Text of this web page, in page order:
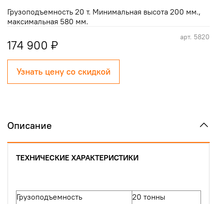
арт. 5820
174 900 ₽
Узнать цену со скидкой
Грузоподъемность 20 т. Минимальная высота 200 мм.,
максимальная 580 мм.
Описание
ТЕХНИЧЕСКИЕ ХАРАКТЕРИСТИКИ
Грузоподъемность 20 тонны